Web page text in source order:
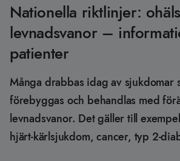
Nationella riktlinjer:
levnadsvanor –
patienter
Många drabbas idag av sjukdomar
förebyggas och behandlas med
levnadsvanor. Det gäller till
hjärt-kärlsjukdom, cancer, typ 2-